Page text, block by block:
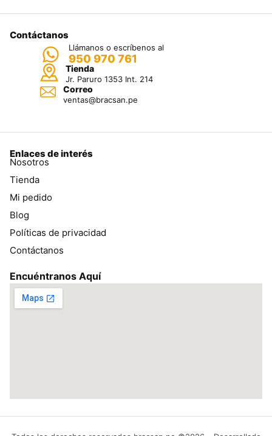
Contáctanos
Llámanos o escríbenos al
950 970 761
Tienda
Jr. Paruro 1353 Int. 214
Correo
ventas@bracsan.pe
Enlaces de interés
Nosotros
Tienda
Mi pedido
Blog
Políticas de privacidad
Contáctanos
Encuéntranos Aquí